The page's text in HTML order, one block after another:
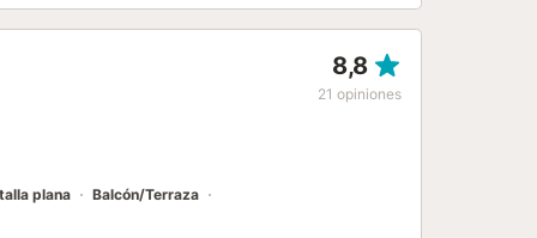
8,8
21 opiniones
plana
Balcón/Terraza